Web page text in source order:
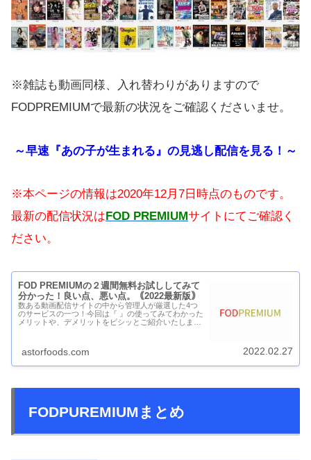
※雑誌も動画同様、入れ替わりがありますので
FODPREMIUMで最新の状況をご確認くださいませ。
～早速『あの子が生まれる』の見逃し配信を見る！～
※本ページの情報は2020年12月7 日時点のものです。
最新の配信状況はFOD PREMIUMサイトにてご確認く
ださい。
FOD PREMIUMの２週間無料お試ししてみて
分かった！良い点、悪い点。｟2022最新版｠
数ある動画配信サイトの中から管理人が厳選した4つ
のサービスの一つ！今回は『 』の使ってみてわかった
メリットや、デメリットをビシッとご紹介いたしま
astorfoods.com 2022.02.27
FODPUREMIUMまとめ